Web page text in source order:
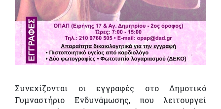
Συνεχίζονται οι εγγραφές στο Δημοτικό
Γυμναστήριο Ενδυνάμωσης, που λειτουργεί